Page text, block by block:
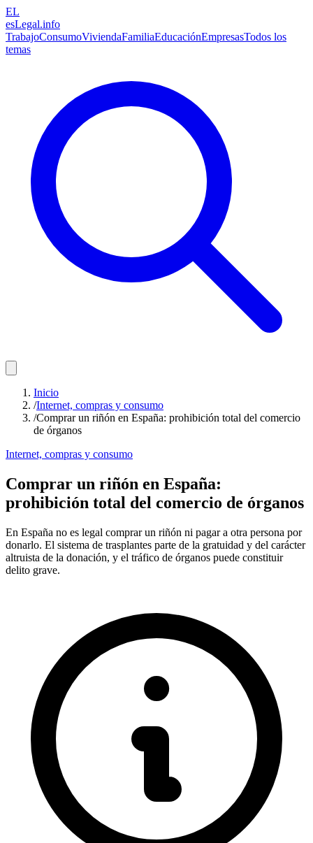
EL
esLegal.info
TrabajoConsumoViviendaFamiliaEducaciónEmpresasTodos los
temas
Inicio
/Internet, compras y consumo
/Comprar un riñón en España: prohibición total del comercio
de órganos
Internet, compras y consumo
Comprar un riñón en España:
prohibición total del comercio de órganos
En España no es legal comprar un riñón ni pagar a otra persona por
donarlo. El sistema de trasplantes parte de la gratuidad y del carácter
altruista de la donación, y el tráfico de órganos puede constituir
delito grave.